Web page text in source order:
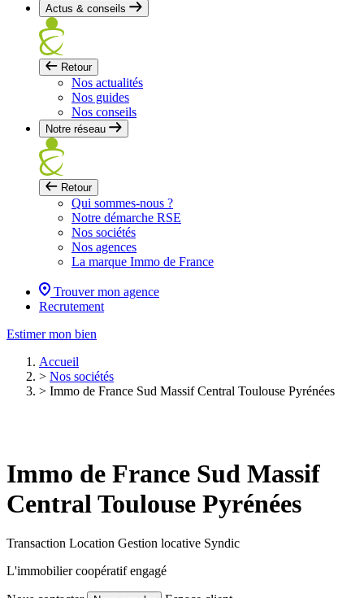
Actus & conseils
Retour
Nos actualités
Nos guides
Nos conseils
Notre réseau
Retour
Qui sommes-nous ?
Notre démarche RSE
Nos sociétés
Nos agences
La marque Immo de France
Trouver mon agence
Recrutement
Estimer mon bien
Accueil
> Nos sociétés
> Immo de France Sud Massif Central Toulouse Pyrénées
Immo de France Sud Massif
Central Toulouse Pyrénées
Transaction Location Gestion locative Syndic
L'immobilier coopératif engagé